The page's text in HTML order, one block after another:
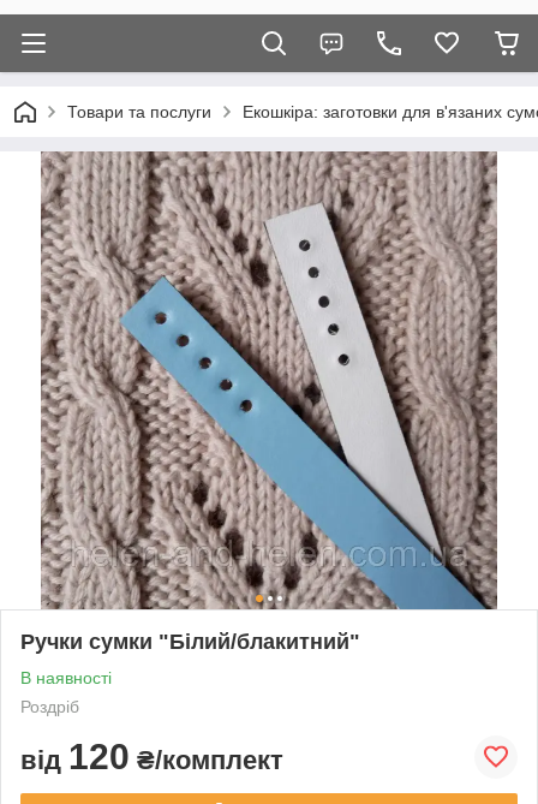
Товари та послуги Екошкіра: заготовки для в'язаних
Ручки сумки "Білий/блакитний"
В наявності
Роздріб
від 120 ₴/комплект